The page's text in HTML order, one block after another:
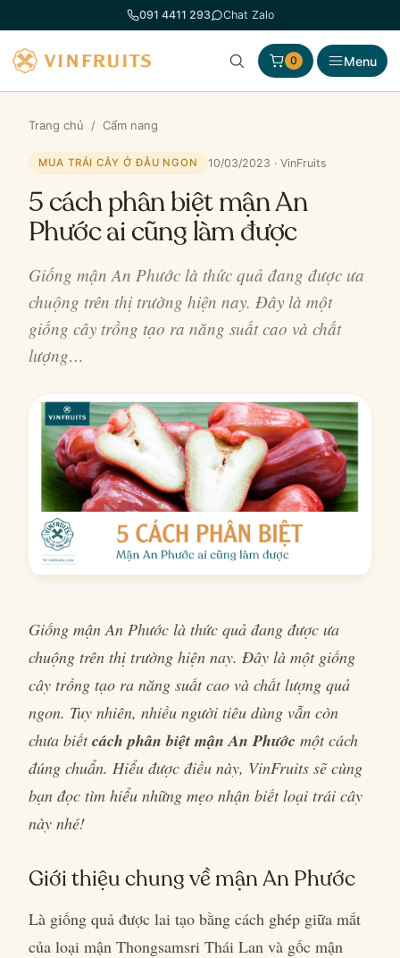
đến
phần
nội
dung
091 4411 293 Chat Zalo
0 Menu
Trang chủ / Cẩm nang
MUA TRÁI CÂY Ở ĐÂU NGON 10/03/2023 · VinFruits
5 cách phân biệt mận An
Phước ai cũng làm được
Giống mận An Phước là thức quả đang được ưa
chuộng trên thị trường hiện nay. Đây là một
giống cây trồng tạo ra năng suất cao và chất
lượng…
Giống mận An Phước là thức quả đang được ưa
chuộng trên thị trường hiện nay. Đây là một giống
cây trồng tạo ra năng suất cao và chất lượng quả
ngon. Tuy nhiên, nhiều người tiêu dùng vẫn còn
chưa biếtcách phân biệt mận An Phước một cách
đúng chuẩn. Hiểu được điều này, VinFruits sẽ cùng
bạn đọc tìm hiểu những mẹo nhận biết loại trái cây
này nhé!
Giới thiệu chung về mận An Phước
Là giống quả được lai tạo bằng cách ghép giữa mắt
của loại mận Thongsamsri Thái Lan và gốc mận